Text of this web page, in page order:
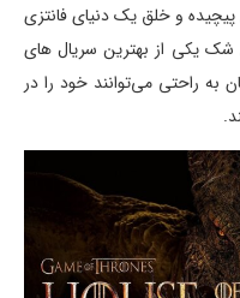
و خلق یک دنیای فانتزی
یکی از بهترین سریال های
به راحتی می‌توانند خود را در